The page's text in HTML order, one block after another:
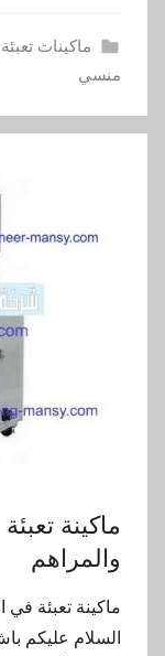
منسي
ماكينة
والمراهم
ماكينة تعبئة
السلام عليكم